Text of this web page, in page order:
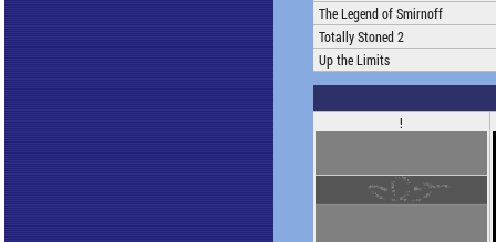
The Legend of Smirnoff
Totally Stoned 2
Up the Limits
!